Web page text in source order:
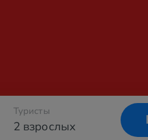
2 взрослых
Туристы